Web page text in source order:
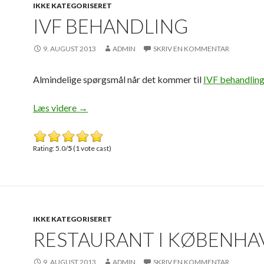
IKKE KATEGORISERET
IVF BEHANDLING
9. AUGUST 2013 ADMIN SKRIV EN KOMMENTAR
Almindelige spørgsmål når det kommer til IVF behandling
Læs videre IVF behandling
→
Rating: 5.0/5(1 vote cast)
IKKE KATEGORISERET
RESTAURANT I
9. AUGUST 2013 ADMIN SKRIV EN KOMMENTAR